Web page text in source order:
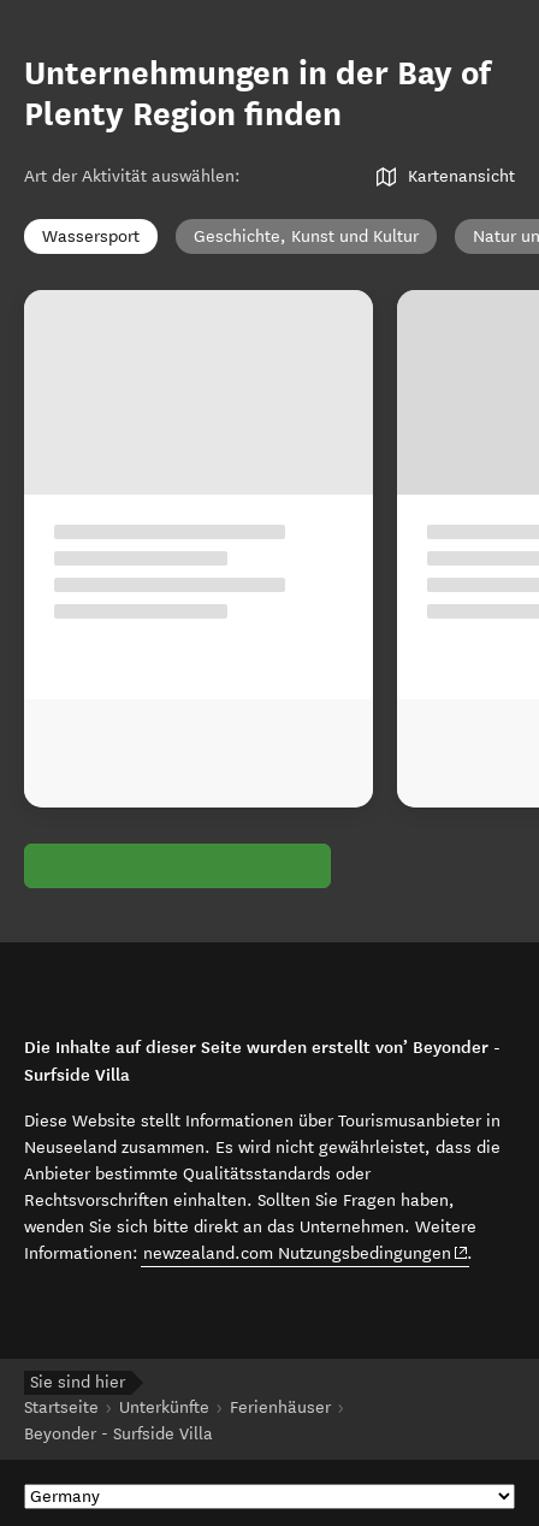
Unternehmungen in der Bay of
Plenty Region finden
Art der Aktivität auswählen: Kartenansicht
Wassersport Geschichte, Kunst und Kultur Natur
Die Inhalte auf dieser Seite wurden erstellt von’ Beyonder -
Surfside Villa
Diese Website stellt Informationen über Tourismusanbieter in
Neuseeland zusammen. Es wird nicht gewährleistet, dass die
Anbieter bestimmte Qualitätsstandards oder
Rechtsvorschriften einhalten. Sollten Sie Fragen haben,
wenden Sie sich bitte direkt an das Unternehmen. Weitere
Informationen: newzealand.com Nutzungsbedingungen (opens in
.
Sie sind hier
Startseite
Unterkünfte
Ferienhäuser
Beyonder - Surfside Villa